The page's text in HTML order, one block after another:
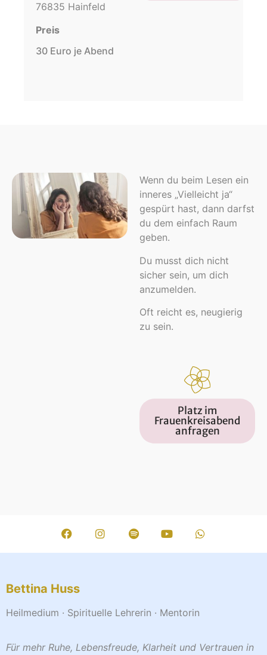
76835 Hainfeld
Preis
30 Euro je Abend
Wenn du beim Lesen ein
inneres „Vielleicht ja“
gespürt hast, dann darfst
du dem einfach Raum
geben.
Du musst dich nicht
sicher sein, um dich
anzumelden.
Oft reicht es, neugierig
zu sein.
Platz im
Frauenkreisabend
anfragen
Bettina Huss
Heilmedium · Spirituelle Lehrerin · Mentorin
Für mehr Ruhe, Lebensfreude, Klarheit und Vertrauen in